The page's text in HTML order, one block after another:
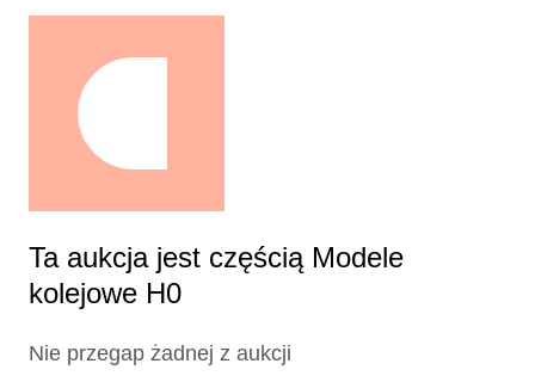
Ta aukcja jest częścią Modele
kolejowe H0
Nie przegap żadnej z aukcji